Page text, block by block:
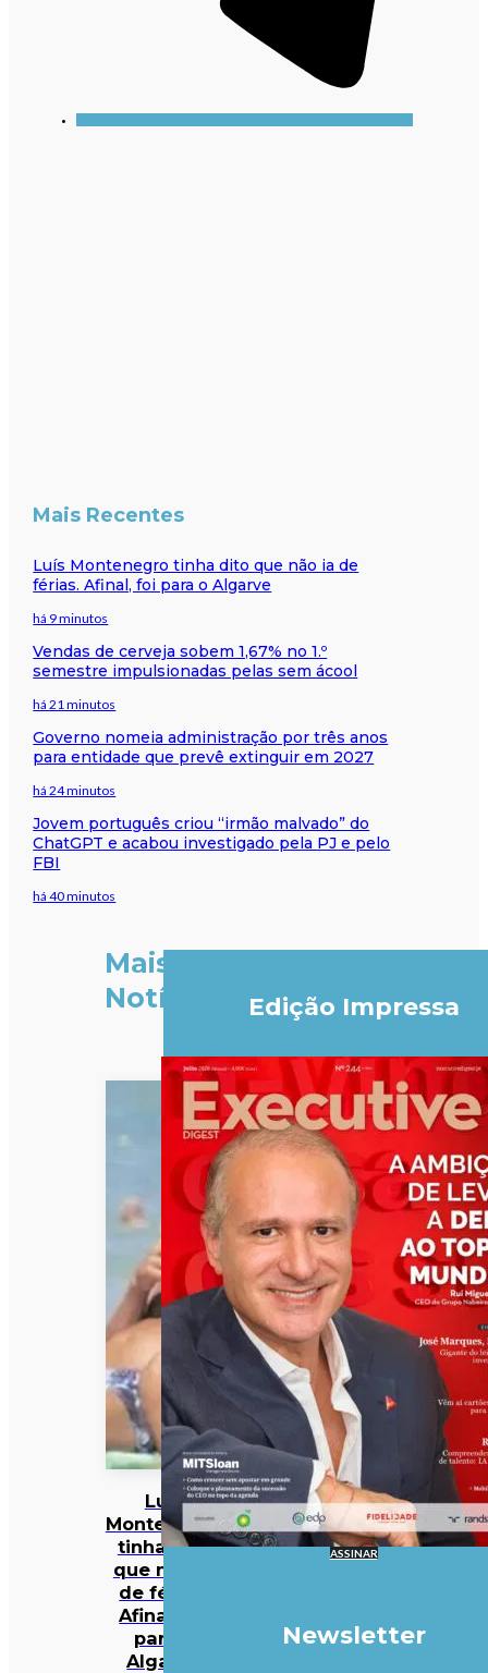
Mais Recentes
Luís Montenegro tinha dito que não ia de
férias. Afinal, foi para o Algarve
há 9 minutos
Vendas de cerveja sobem 1,67% no 1.º
semestre impulsionadas pelas sem ácool
há 21 minutos
Governo nomeia administração por três anos
para entidade que prevê extinguir em 2027
há 24 minutos
Jovem português criou “irmão malvado” do
ChatGPT e acabou investigado pela PJ e pelo
FBI
há 40 minutos
Mais
Notícias
Luís
Montenegro
tinha dito
que não ia
de férias.
Afinal, foi
para o
Algarve
Edição Impressa
ASSINAR
Newsletter